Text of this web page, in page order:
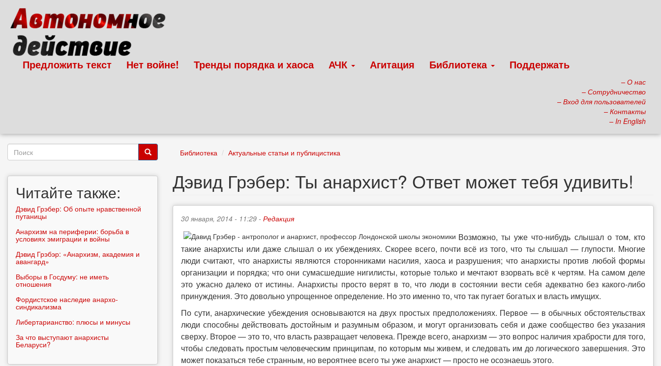
основному
содержанию
Предложить текст Нет войне! Тренды порядка и хаоса АЧК Агитация Библиотека Поддержать
– О нас
– Сотрудничество
– Вход для пользователей
– Контакты
– In English
Библиотека Актуальные статьи и публицистика
Дэвид Грэбер: Ты анархист? Ответ может тебя удивить!
30 января, 2014 - 11:29 - Редакция
Возможно, ты уже что-нибудь слышал о том, кто
такие анархисты или даже слышал о их убеждениях. Скорее всего, почти всё из того, что ты слышал — глупости. Многие
люди считают, что анархисты являются сторонниками насилия, хаоса и разрушения; что анархисты против любой формы
организации и порядка; что они сумасшедшие нигилисты, которые только и мечтают взорвать всё к чертям. На самом деле
это ужасно далеко от истины. Анархисты просто верят в то, что люди в состоянии вести себя адекватно без какого-либо
принуждения. Это довольно упрощенное определение. Но это именно то, что так пугает богатых и власть имущих.
По сути, анархические убеждения основываются на двух простых предположениях. Первое — в обычных обстоятельствах
люди способны действовать достойным и разумным образом, и могут организовать себя и даже сообщество без указания
сверху. Второе — это то, что власть развращает человека. Прежде всего, анархизм — это вопрос наличия храбрости для того,
чтобы следовать простым человеческим принципам, по которым мы живем, и следовать им до логического завершения. Это
может показаться тебе странным, но вероятнее всего ты уже анархист — просто не осознаешь этого.
Форма
Читайте также:
Дэвид Грэбер: Об опыте нравственной
путаницы
Анархизм на периферии: борьба в
условиях эмиграции и войны
Дэвид Грэбэр: «Анархизм, академия и
авангард»
Выборы в Госдуму: не иметь
отношения
Фордистское наследие анархо-
синдикализма
Либертарианство: плюсы и минусы
За что выступают анархисты
Беларуси?